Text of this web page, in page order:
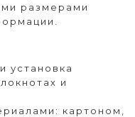
размерами
установка
и
картоном,